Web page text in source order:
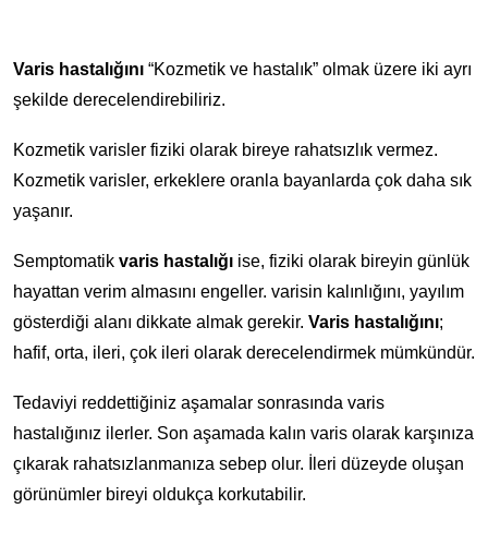
Varis hastalığını “Kozmetik ve hastalık” olmak üzere iki ayrı
şekilde derecelendirebiliriz.
Kozmetik varisler fiziki olarak bireye rahatsızlık vermez.
Kozmetik varisler, erkeklere oranla bayanlarda çok daha sık
yaşanır.
Semptomatik varis hastalığı ise, fiziki olarak bireyin günlük
hayattan verim almasını engeller. varisin kalınlığını, yayılım
gösterdiği alanı dikkate almak gerekir. Varis hastalığını;
hafif, orta, ileri, çok ileri olarak derecelendirmek mümkündür.
Tedaviyi reddettiğiniz aşamalar sonrasında varis
hastalığınız ilerler. Son aşamada kalın varis olarak karşınıza
çıkarak rahatsızlanmanıza sebep olur. İleri düzeyde oluşan
görünümler bireyi oldukça korkutabilir.